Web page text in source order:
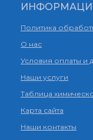
Политика
О нас
Условия оплаты и
Наши услуги
Таблица
Карта сайта
Наши контакты